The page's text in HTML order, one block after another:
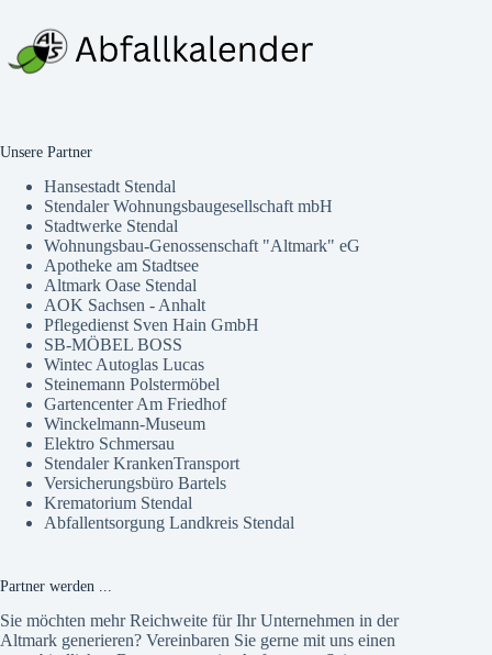
Unsere Partner
Hansestadt Stendal
Stendaler Wohnungsbaugesellschaft mbH
Stadtwerke Stendal
Wohnungsbau-Genossenschaft "Altmark" eG
Apotheke am Stadtsee
Altmark Oase Stendal
AOK Sachsen - Anhalt
Pflegedienst Sven Hain GmbH
SB-MÖBEL BOSS
Wintec Autoglas Lucas
Steinemann Polstermöbel
Gartencenter Am Friedhof
Winckelmann-Museum
Elektro Schmersau
Stendaler KrankenTransport
Versicherungsbüro Bartels
Krematorium Stendal
Abfallentsorgung Landkreis Stendal
Partner werden ...
Sie möchten mehr Reichweite für Ihr Unternehmen in der
Altmark generieren? Vereinbaren Sie gerne mit uns einen